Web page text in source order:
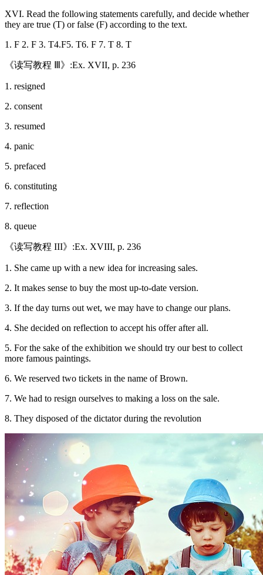
XVI. Read the following statements carefully, and decide whether
they are true (T) or false (F) according to the text.
1. F 2. F 3. T4.F5. T6. F 7. T 8. T
《读写教程 Ⅲ》:Ex. XVII, p. 236
1. resigned
2. consent
3. resumed
4. panic
5. prefaced
6. constituting
7. reflection
8. queue
《读写教程 III》:Ex. XVIII, p. 236
1. She came up with a new idea for increasing sales.
2. It makes sense to buy the most up-to-date version.
3. If the day turns out wet, we may have to change our plans.
4. She decided on reflection to accept his offer after all.
5. For the sake of the exhibition we should try our best to collect
more famous paintings.
6. We reserved two tickets in the name of Brown.
7. We had to resign ourselves to making a loss on the sale.
8. They disposed of the dictator during the revolution